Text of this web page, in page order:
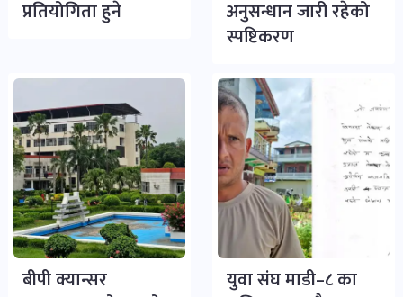
प्रतियोगिता हुने
अनुसन्धान जारी रहेको
स्पष्टिकरण
बीपी क्यान्सर
युवा संघ माडी–८ का